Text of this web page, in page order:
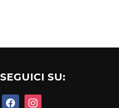
SEGUICI SU:
facebookinstagram